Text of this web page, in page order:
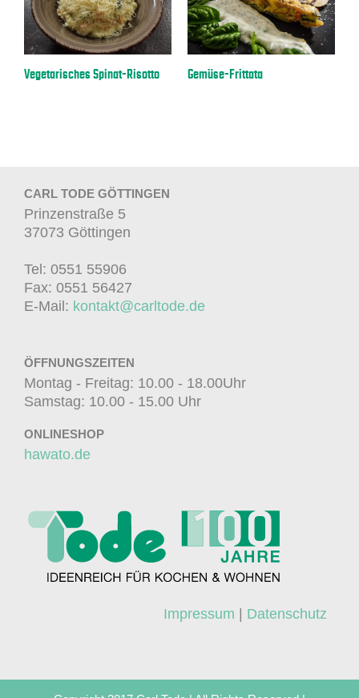
Vegetarisches Spinat-Risotto Gemüse-Frittata
CARL TODE GÖTTINGEN
Prinzenstraße 5
37073 Göttingen
Tel: 0551 55906
Fax: 0551 56427
E-Mail: kontakt@carltode.de
ÖFFNUNGSZEITEN
Montag - Freitag: 10.00 - 18.00Uhr
Samstag: 10.00 - 15.00 Uhr
ONLINESHOP
hawato.de
Impressum | Datenschutz